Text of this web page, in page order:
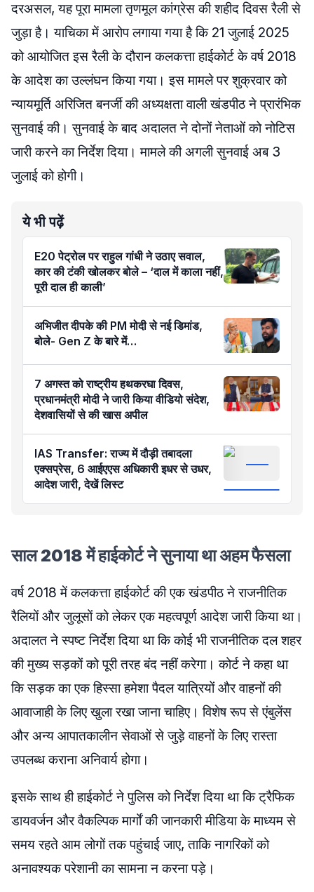
दरअसल, यह पूरा मामला तृणमूल कांग्रेस की शहीद दिवस रैली से
जुड़ा है। याचिका में आरोप लगाया गया है कि 21 जुलाई 2025
को आयोजित इस रैली के दौरान कलकत्ता हाईकोर्ट के वर्ष 2018
के आदेश का उल्लंघन किया गया। इस मामले पर शुक्रवार को
न्यायमूर्ति अरिजित बनर्जी की अध्यक्षता वाली खंडपीठ ने प्रारंभिक
सुनवाई की। सुनवाई के बाद अदालत ने दोनों नेताओं को नोटिस
जारी करने का निर्देश दिया। मामले की अगली सुनवाई अब 3
जुलाई को होगी।
ये भी पढ़ें
E20 पेट्रोल पर राहुल गांधी ने उठाए सवाल,
कार की टंकी खोलकर बोले – ‘दाल में काला नहीं,
पूरी दाल ही काली’
अभिजीत दीपके की PM मोदी से नई डिमांड,
बोले- Gen Z के बारे में…
7 अगस्त को राष्ट्रीय हथकरघा दिवस,
प्रधानमंत्री मोदी ने जारी किया वीडियो संदेश,
देशवासियों से की खास अपील
IAS Transfer: राज्य में दौड़ी तबादला
एक्सप्रेस, 6 आईएएस अधिकारी इधर से उधर,
आदेश जारी, देखें लिस्ट
साल 2018 में हाईकोर्ट ने सुनाया था अहम फैसला
वर्ष 2018 में कलकत्ता हाईकोर्ट की एक खंडपीठ ने राजनीतिक
रैलियों और जुलूसों को लेकर एक महत्वपूर्ण आदेश जारी किया था।
अदालत ने स्पष्ट निर्देश दिया था कि कोई भी राजनीतिक दल शहर
की मुख्य सड़कों को पूरी तरह बंद नहीं करेगा। कोर्ट ने कहा था
कि सड़क का एक हिस्सा हमेशा पैदल यात्रियों और वाहनों की
आवाजाही के लिए खुला रखा जाना चाहिए। विशेष रूप से एंबुलेंस
और अन्य आपातकालीन सेवाओं से जुड़े वाहनों के लिए रास्ता
उपलब्ध कराना अनिवार्य होगा।
इसके साथ ही हाईकोर्ट ने पुलिस को निर्देश दिया था कि ट्रैफिक
डायवर्जन और वैकल्पिक मार्गों की जानकारी मीडिया के माध्यम से
समय रहते आम लोगों तक पहुंचाई जाए, ताकि नागरिकों को
अनावश्यक परेशानी का सामना न करना पड़े।